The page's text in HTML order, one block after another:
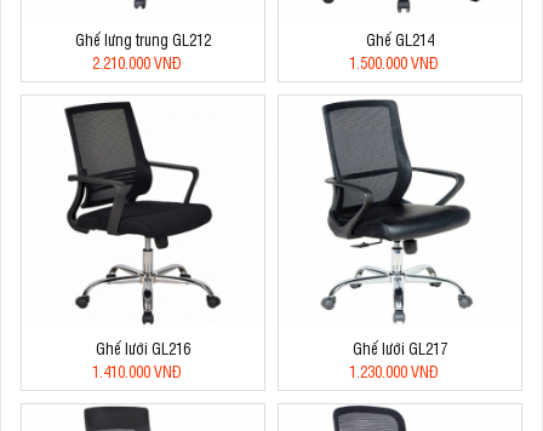
Ghế lưng trung GL212
2.210.000 VNĐ
Ghế GL214
1.500.000 VNĐ
Ghế lưới GL216
1.410.000 VNĐ
Ghế lưới GL217
1.230.000 VNĐ